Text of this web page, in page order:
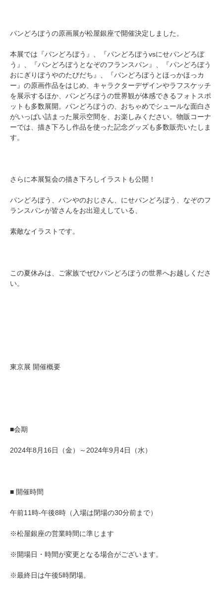
パンどろぼうの原画展が松屋銀座で開催決定しました。
本展では『パンどろぼう』、『パンどろぼうvsにせパンどろぼ
う』、『パンどろぼうとなぞのフランスパン』、『パンどろぼう
おにぎりぼうやのたびだち』、『パンどろぼうとほっかほっカ
ー』の原画作品をはじめ、キャラクターデザインやラフスケッチ
を展示するほか、パンどろぼうの世界観が体感できるフォトスポ
ットも多数展開。パンどろぼうの、おちゃめでシュールな面白さ
がいっぱい詰まった展示空間を、お楽しみください。物販コーナ
ーでは、描き下ろし作品を使った記念グッズも多数販売いたしま
す。
さらに本展覧会の描き下ろしイラストも公開！
パンどろぼう、パンやのおじさん、にせパンどろぼう、なぞのフ
ランスパンが皆さんをお出迎えしている、
素敵なイラストです。
この夏休みは、ご家族でぜひパンどろぼうの世界へお越しくださ
い。
東京展 開催概要
■会期
2024年8月16日（金）～2024年9月4日（水）
■ 開催時間
午前11時-午後8時（入場は閉場の30分前まで）
※松屋銀座の営業時間に準じます
※開場日・時間が変更となる場合がございます。
※最終日は午後5時閉場。